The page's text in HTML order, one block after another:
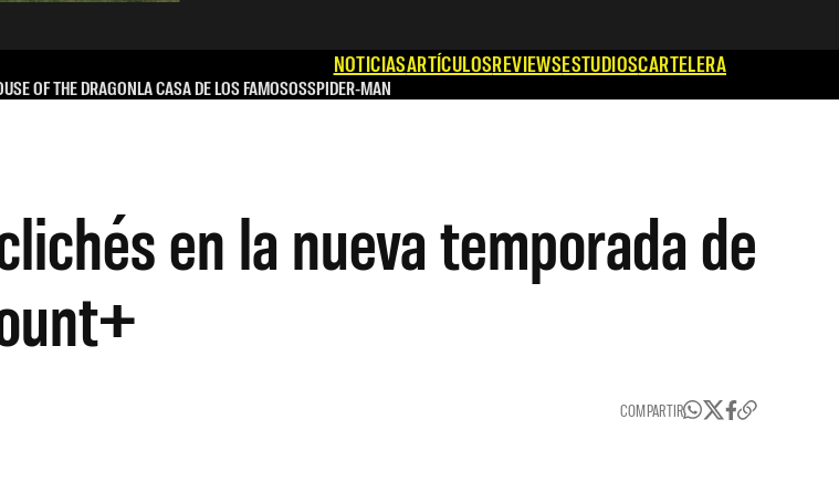
NOTICIASARTÍCULOSREVIEWSESTUDIOSCARTELERA
OF THE DRAGONLA CASA DE LOS FAMOSOSSPIDER-MAN
en la nueva temporada de
COMPARTIR